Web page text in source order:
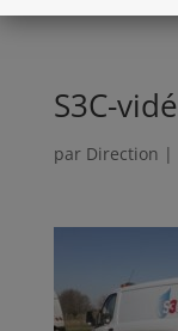
S3C-
par Direction |